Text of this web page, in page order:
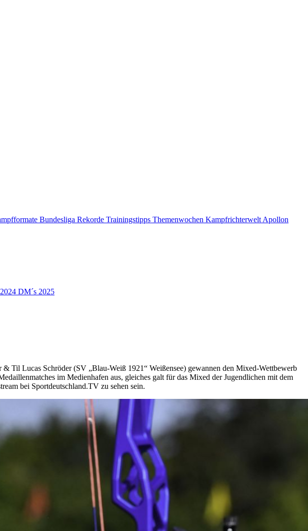
Bundesliga Rekorde Trainingstipps Themenwochen Kampfrichterwelt Apollon
DM´s 2025
Til Lucas Schröder (SV „Blau-Weiß 1921“ Weißensee) gewannen den Mixed-Wettbewerb
im Medienhafen aus, gleiches galt für das Mixed der Jugendlichen mit dem
bei Sportdeutschland.TV zu sehen sein.